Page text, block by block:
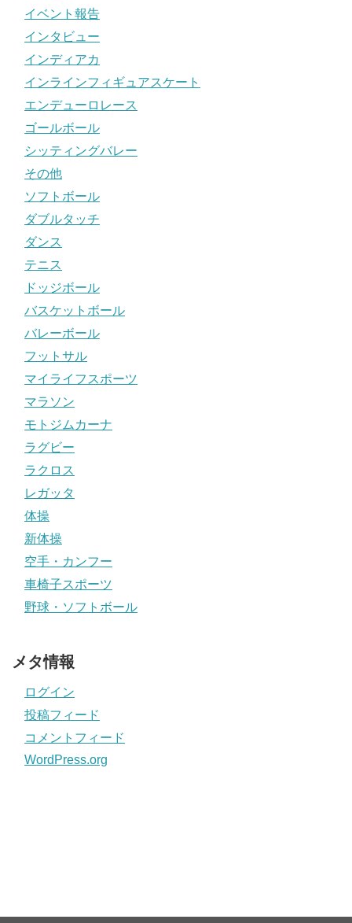
イベント報告
インタビュー
インディアカ
インラインフィギュアスケート
エンデューロレース
ゴールボール
シッティングバレー
その他
ソフトボール
ダブルタッチ
ダンス
テニス
ドッジボール
バスケットボール
バレーボール
フットサル
マイライフスポーツ
マラソン
モトジムカーナ
ラグビー
ラクロス
レガッタ
体操
新体操
空手・カンフー
車椅子スポーツ
野球・ソフトボール
メタ情報
ログイン
投稿フィード
コメントフィード
WordPress.org